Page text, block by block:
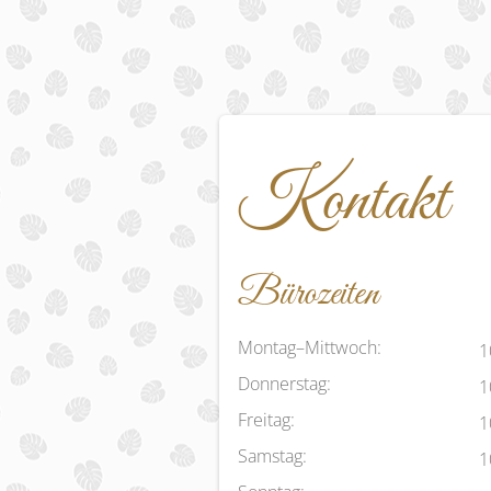
Kontakt
Bürozeiten
Montag–Mittwoch:
Donnerstag:
Freitag:
Samstag: